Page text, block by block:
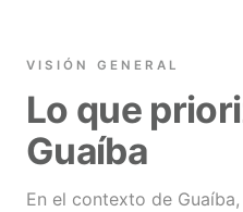
VISIÓN GENERAL
Lo que
Guaíba
En el contexto de